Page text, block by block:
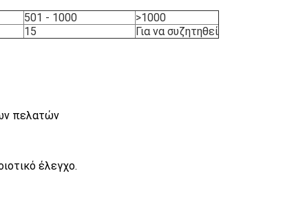
501 - 1000
>1000
15 Για να συζητηθεί
πελατών
έλεγχο.